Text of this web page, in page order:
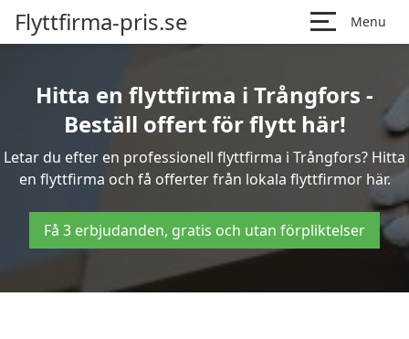
Flyttfirma-pris.se Menu
Hitta en flyttfirma i Trångfors -
Beställ offert för flytt här!
Letar du efter en professionell flyttfirma i Trångfors? Hitta
en flyttfirma och få offerter från lokala flyttfirmor här.
Få 3 erbjudanden, gratis och utan förpliktelser